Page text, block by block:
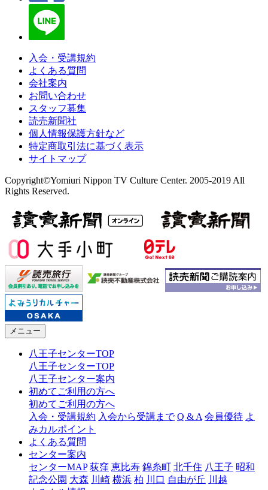
入会・受講規約
よくある質問
会社案内
お問い合わせ
スタッフ募集
読売新聞社
個人情報保護方針など
特定商取引法に基づく表示
サイトマップ
Copyright©Yomiuri Nippon TV Culture Center. 2005-2019 All
Rights Reserved.
メニュー
八王子センターTOP
八王子センターTOP
八王子センター案内
初めてご利用の方へ
初めてご利用の方へ
入会・受講規約 入会から受講まで Q & A 会員優待 よ
みカルポイント
よくある質問
センター案内
センターMAP 荻窪 恵比寿 錦糸町 北千住 八王子 昭和
記念公園 大森 川崎 横浜 柏 川口 自由が丘 川越